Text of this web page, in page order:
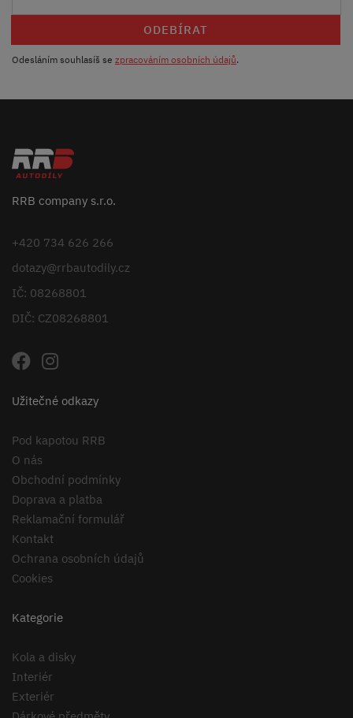
ODEBÍRAT
Odesláním souhlasíš se zpracováním osobních údajů.
RRB company s.r.o.
+420 734 626 266
dotazy@rrbautodily.cz
IČ: 08268801
DIČ: CZ08268801
Užitečné odkazy
Pod kapotou RRB
O nás
Obchodní podmínky
Doprava a platba
Reklamační formulář
Kontakt
Ochrana osobních údajů
Cookies
Kategorie
Kola a disky
Interiér
Exteriér